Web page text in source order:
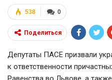
0
538
Поделиться
Депутаты ПАСЕ призвали
к ответственности